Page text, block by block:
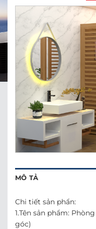
MÔ TẢ
Chi tiết sản phẩn:
1.Tên sản phẩm:
góc)